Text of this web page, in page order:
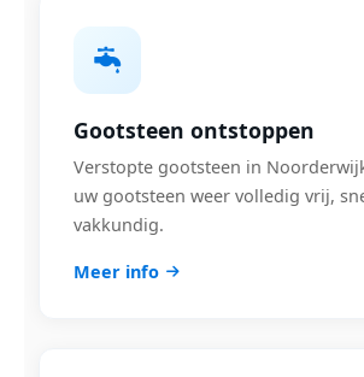
Gootsteen ontstoppen
Verstopte gootsteen in
uw gootsteen weer volledig vrij,
vakkundig.
Meer info